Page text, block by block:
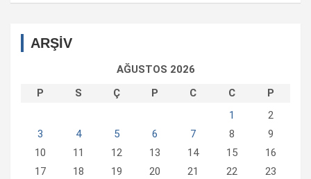
ARŞİV
AĞUSTOS 2026
P
S Ç P C C
P
1
2
3
4 5 6 7 8
9
10
11 12 13 14 15
16
17
18 19 20 21 22
23